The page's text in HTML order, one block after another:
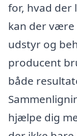
for, hvad der
kan der være
udstyr og
producent
både
hjælpe dig